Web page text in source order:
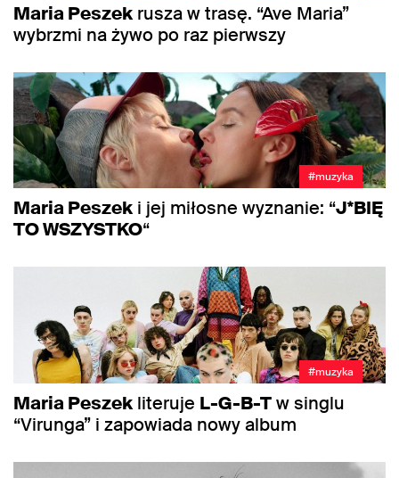
Maria Peszek rusza w trasę. “Ave Maria”
wybrzmi na żywo po raz pierwszy
#muzyka
Maria Peszek i jej miłosne wyznanie: “J*BIĘ
TO WSZYSTKO“
#muzyka
Maria Peszek literuje L-G-B-Tw singlu
“Virunga” i zapowiada nowy album